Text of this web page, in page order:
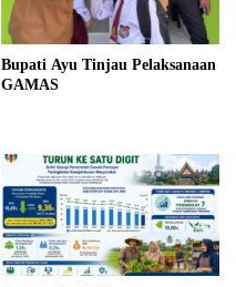
Bupati Ayu Tinjau Pelaksanaan
GAMAS